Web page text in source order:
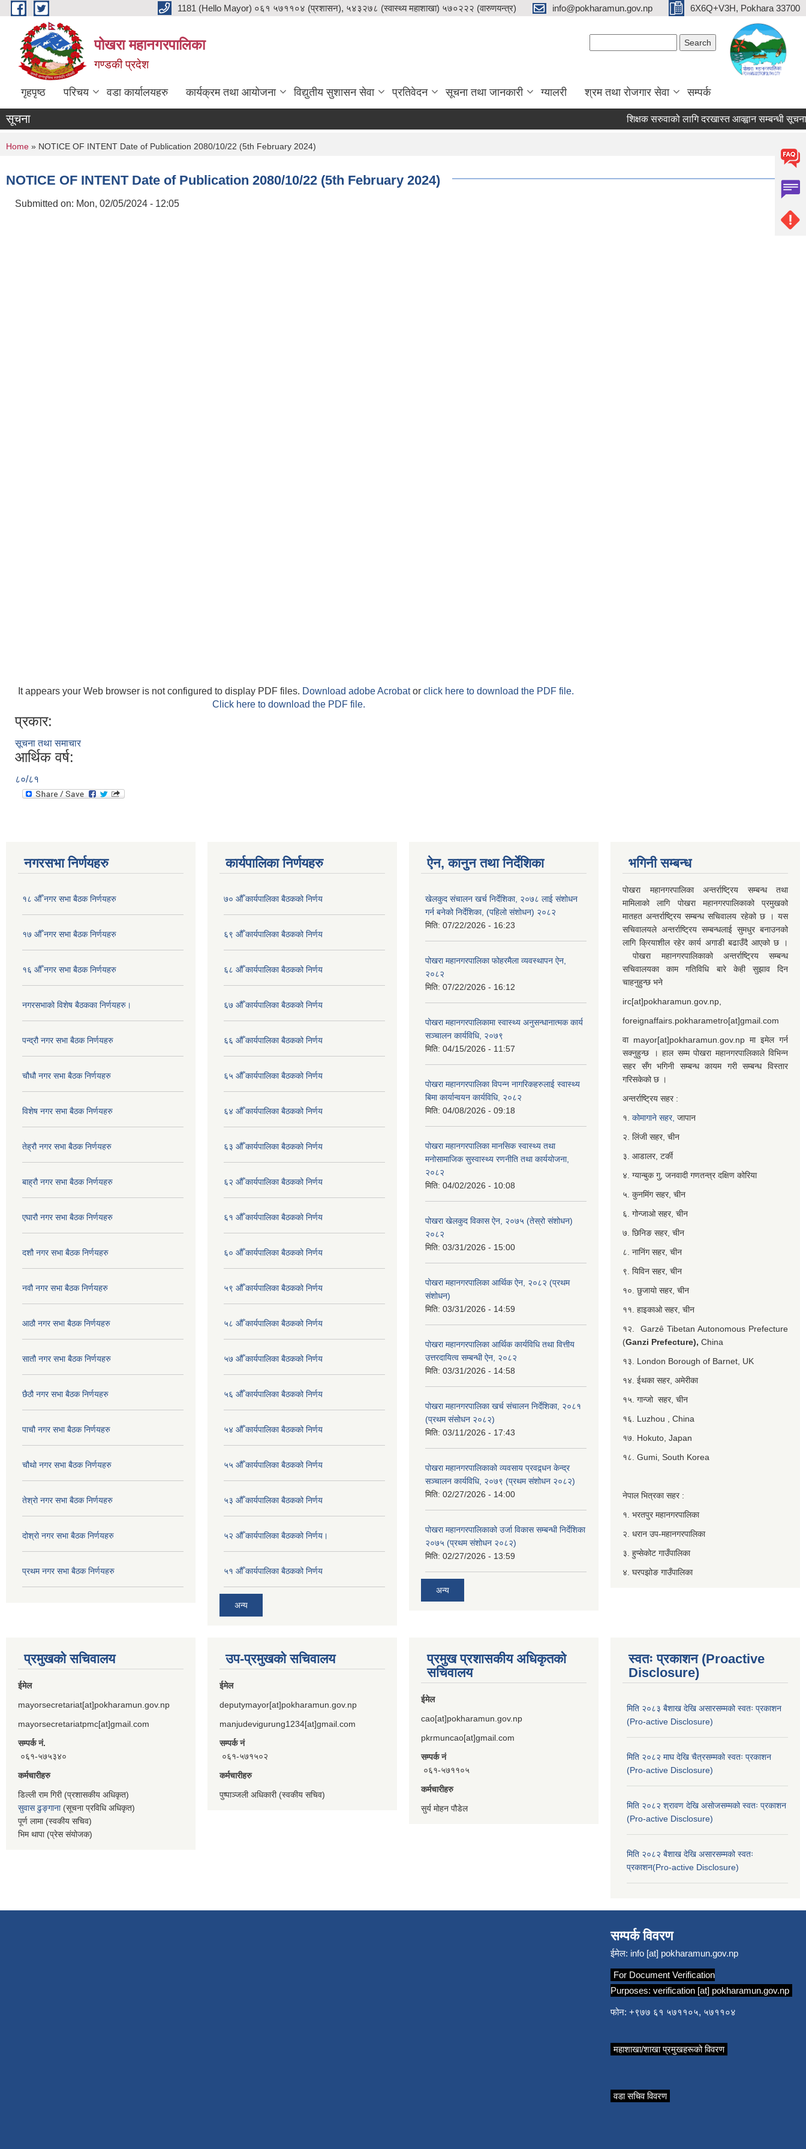
Skip to main content 1181 (Hello Mayor) ०६१ ५७११०४ (प्रशासन), ५४३२७८ (स्वास्थ्य महाशाखा) ५७०२२२ (वारुणयन्त्र) info@pokharamun.gov.np 6X6Q+V3H, Pokhara 33700
पोखरा महानगरपालिका
गण्डकी प्रदेश
गृहपृष्ठ परिचय वडा कार्यालयहरु कार्यक्रम तथा आयोजना विद्युतीय सुशासन सेवा प्रतिवेदन सूचना तथा जानकारी ग्यालरी श्रम तथा रोजगार सेवा सम्पर्क
सूचना शिक्षक सरुवाको लागि दरखास्त आव्ह्वान सम्बन्धी सूचना
You are here
Home » NOTICE OF INTENT Date of Publication 2080/10/22 (5th February 2024)
NOTICE OF INTENT Date of Publication 2080/10/22 (5th February 2024)
Submitted on: Mon, 02/05/2024 - 12:05
It appears your Web browser is not configured to display PDF files. Download adobe Acrobator click here to download the PDF file.
Click here to download the PDF file.
प्रकार:
सूचना तथा समाचार
आर्थिक वर्ष:
८०/८१
नगरसभा निर्णयहरु
१८ औँ नगर सभा बैठक निर्णयहरु
१७ औँ नगर सभा बैठक निर्णयहरु
१६ औँ नगर सभा बैठक निर्णयहरु
नगरसभाको विशेष बैठकका निर्णयहरु।
पन्द्रौ नगर सभा बैठक निर्णयहरु
चौधौ नगर सभा बैठक निर्णयहरु
विशेष नगर सभा बैठक निर्णयहरु
तेह्रौ नगर सभा बैठक निर्णयहरु
बाह्रौ नगर सभा बैठक निर्णयहरु
एघारौ नगर सभा बैठक निर्णयहरु
दशौ नगर सभा बैठक निर्णयहरु
नवौ नगर सभा बैठक निर्णयहरु
आठौ नगर सभा बैठक निर्णयहरु
सातौ नगर सभा बैठक निर्णयहरु
छैठौ नगर सभा बैठक निर्णयहरु
पाचौ नगर सभा बैठक निर्णयहरु
चौथो नगर सभा बैठक निर्णयहरु
तेश्रो नगर सभा बैठक निर्णयहरु
दोश्रो नगर सभा बैठक निर्णयहरु
प्रथम नगर सभा बैठक निर्णयहरु
कार्यपालिका निर्णयहरु
७० औँ कार्यपालिका बैठकको निर्णय
६९ औँ कार्यपालिका बैठकको निर्णय
६८ औँ कार्यपालिका बैठकको निर्णय
६७ औँ कार्यपालिका बैठकको निर्णय
६६ औँ कार्यपालिका बैठकको निर्णय
६५ औँ कार्यपालिका बैठकको निर्णय
६४ औँ कार्यपालिका बैठकको निर्णय
६३ औँ कार्यपालिका बैठकको निर्णय
६२ औँ कार्यपालिका बैठकको निर्णय
६१ औँ कार्यपालिका बैठकको निर्णय
६० औँ कार्यपालिका बैठकको निर्णय
५९ औँ कार्यपालिका बैठकको निर्णय
५८ औँ कार्यपालिका बैठकको निर्णय
५७ औँ कार्यपालिका बैठकको निर्णय
५६ औँ कार्यपालिका बैठकको निर्णय
५४ औँ कार्यपालिका बैठकको निर्णय
५५ औँ कार्यपालिका बैठकको निर्णय
५३ औँ कार्यपालिका बैठकको निर्णय
५२ औँ कार्यपालिका बैठकको निर्णय।
५१ औँ कार्यपालिका बैठकको निर्णय
अन्य
ऐन, कानुन तथा निर्देशिका
खेलकुद संचालन खर्च निर्देशिका, २०७८ लाई संशोधन
गर्न बनेको निर्देशिका, (पहिलो संशोधन) २०८२
मिति: 07/22/2026 - 16:23
पोखरा महानगरपालिका फोहरमैला व्यवस्थापन ऐन,
२०८२
मिति: 07/22/2026 - 16:12
पोखरा महानगरपालिकामा स्वास्थ्य अनुसन्धानात्मक कार्य
सञ्चालन कार्यविधि, २०७९
मिति: 04/15/2026 - 11:57
पोखरा महानगरपालिका विपन्न नागरिकहरुलाई स्वास्थ्य
बिमा कार्यान्वयन कार्यविधि, २०८२
मिति: 04/08/2026 - 09:18
पोखरा महानगरपालिका मानसिक स्वास्थ्य तथा
मनोसामाजिक सुस्वास्थ्य रणनीति तथा कार्ययोजना,
२०८२
मिति: 04/02/2026 - 10:08
पोखरा खेलकुद विकास ऐन, २०७५ (तेस्रो संशोधन)
२०८२
मिति: 03/31/2026 - 15:00
पोखरा महानगरपालिका आर्थिक ऐन, २०८२ (प्रथम
संशोधन)
मिति: 03/31/2026 - 14:59
पोखरा महानगरपालिका आर्थिक कार्यविधि तथा वित्तीय
उत्तरदायित्व सम्बन्धी ऐन, २०८२
मिति: 03/31/2026 - 14:58
पोखरा महानगरपालिका खर्च संचालन निर्देशिका, २०८१
(प्रथम संसोधन २०८२)
मिति: 03/11/2026 - 17:43
पोखरा महानगरपालिकाको व्यवसाय प्रवद्र्धन केन्द्र
सञ्चालन कार्यविधि, २०७९ (प्रथम संशोधन २०८२)
मिति: 02/27/2026 - 14:00
पोखरा महानगरपालिकाको उर्जा विकास सम्बन्धी निर्देशिका
२०७५ (प्रथम संशोधन २०८२)
मिति: 02/27/2026 - 13:59
अन्य
भगिनी सम्बन्ध
पोखरा महानगरपालिका अन्तर्राष्ट्रिय सम्बन्ध तथा
मामिलाको लागि पोखरा महानगरपालिकाको प्रमुखको
मातहत अन्तर्राष्ट्रिय सम्बन्ध सचिवालय रहेको छ । यस
सचिवालयले अन्तर्राष्ट्रिय सम्बन्धलाई सुमधुर बनाउनको
लागि क्रियाशील रहेर कार्य अगाडी बढाउँदै आएको छ ।
पोखरा महानगरपालिकाको अन्तर्राष्ट्रिय सम्बन्ध
सचिवालयका काम गतिविधि बारे केही सुझाव दिन
चाहनुहुन्छ भने
irc[at]pokharamun.gov.np,
foreignaffairs.pokharametro[at]gmail.com
वा mayor[at]pokharamun.gov.np मा इमेल गर्न
सक्नुहुन्छ । हाल सम्म पोखरा महानगरपालिकाले विभिन्न
सहर सँग भगिनी सम्बन्ध कायम गरी सम्बन्ध विस्तार
गरिसकेको छ ।
अन्तर्राष्ट्रिय सहर :
१. कोमागाने सहर, जापान
२. लिंजी सहर, चीन
३. आडालर, टर्की
४. ग्यान्बुक गु, जनवादी गणतन्त्र दक्षिण कोरिया
५. कुनमिंग सहर, चीन
६. गोन्जाओ सहर, चीन
७. छिनिङ सहर, चीन
८. नानिंग सहर, चीन
९. यिविन सहर, चीन
१०. छुजायो सहर, चीन
११. हाइकाओ सहर, चीन
१२. Garzê Tibetan Autonomous Prefecture
(Ganzi Prefecture), China
१३. London Borough of Barnet, UK
१४. ईथका सहर, अमेरीका
१५. गान्जो सहर, चीन
१६. Luzhou , China
१७. Hokuto, Japan
१८. Gumi, South Korea
नेपाल भित्रका सहर :
१. भरतपुर महानगरपालिका
२. धरान उप-महानगरपालिका
३. हुप्सेकोट गाउँपालिका
४. घरपझोङ गाउँपालिका
प्रमुखको सचिवालय
ईमेल
mayorsecretariat[at]pokharamun.gov.np
mayorsecretariatpmc[at]gmail.com
सम्पर्क नं.
०६१-५७५३४०
कर्मचारीहरु
डिल्ली राम गिरी (प्रशासकीय अधिकृत)
सुवास ढुङ्गाना(सूचना प्रविधि अधिकृत)
पूर्ण लामा (स्वकीय सचिव)
भिम थापा (प्रेस संयोजक)
उप-प्रमुखको सचिवालय
ईमेल
deputymayor[at]pokharamun.gov.np
manjudevigurung1234[at]gmail.com
सम्पर्क नं
०६१-५७१५०२
कर्मचारीहरु
पुष्पाञ्जली अधिकारी (स्वकीय सचिव)
प्रमुख प्रशासकीय अधिकृतको
सचिवालय
ईमेल
cao[at]pokharamun.gov.np
pkrmuncao[at]gmail.com
सम्पर्क नं
०६१-५७११०५
कर्मचारीहरु
सुर्य मोहन पौडेल
स्वतः प्रकाशन (Proactive
Disclosure)
मिति २०८३ बैशाख देखि असारसम्मको स्वतः प्रकाशन
(Pro-active Disclosure)
मिति २०८२ माघ देखि चैत्रसम्मको स्वतः प्रकाशन
(Pro-active Disclosure)
मिति २०८२ श्रावण देखि असोजसम्मको स्वतः प्रकाशन
(Pro-active Disclosure)
मिति २०८२ बैशाख देखि असारसम्मको स्वतः
प्रकाशन(Pro-active Disclosure)
सम्पर्क विवरण
ईमेल: info [at] pokharamun.gov.np
For Document Verification
Purposes: verification [at] pokharamun.gov.np
फोन: +९७७ ६१ ५७११०५, ५७११०४
महाशाखा/शाखा प्रमुखहरूको विवरण
वडा सचिव विवरण